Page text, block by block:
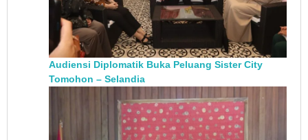
Audiensi Diplomatik Buka Peluang Sister City
Tomohon – Selandia